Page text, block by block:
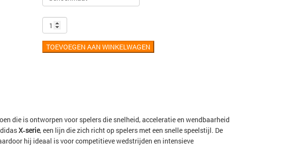
TOEVOEGEN AAN WINKELWAGEN
die is ontworpen voor spelers die snelheid, acceleratie en wendbaarheid
X‑serie, een lijn die zich richt op spelers met een snelle speelstijl. De
hij ideaal is voor competitieve wedstrijden en intensieve